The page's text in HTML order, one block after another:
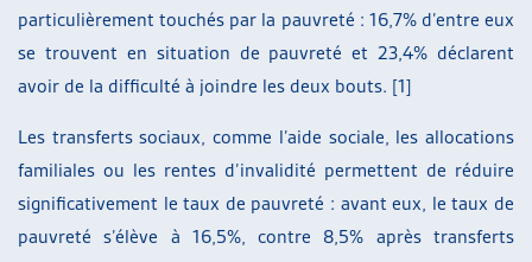
particulièrement touchés par la pauvreté : 16,7% d’entre eux
se trouvent en situation de pauvreté et 23,4% déclarent
avoir de la difficulté à joindre les deux bouts. [1]
Les transferts sociaux, comme l’aide sociale, les allocations
familiales ou les rentes d’invalidité permettent de réduire
significativement le taux de pauvreté : avant eux, le taux de
pauvreté s’élève à 16,5%, contre 8,5% après transferts